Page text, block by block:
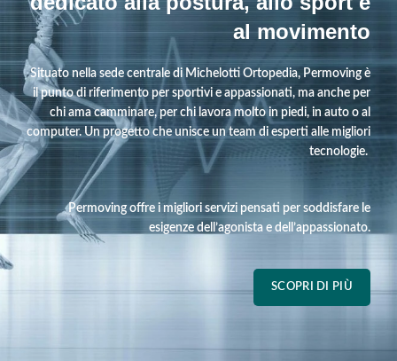
al movimento
Situato nella sede centrale di Michelotti Ortopedia, Permoving è
il punto di riferimento per sportivi e appassionati, ma anche per
chi ama camminare, per chi lavora molto in piedi, in auto o al
computer. Un progetto che unisce un team di esperti alle migliori
tecnologie.
Permoving offre i migliori servizi pensati per soddisfare le
esigenze dell’agonista e dell’appassionato.
SCOPRI DI PIÙ